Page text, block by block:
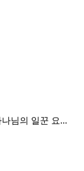
이 책임 시공합니다.